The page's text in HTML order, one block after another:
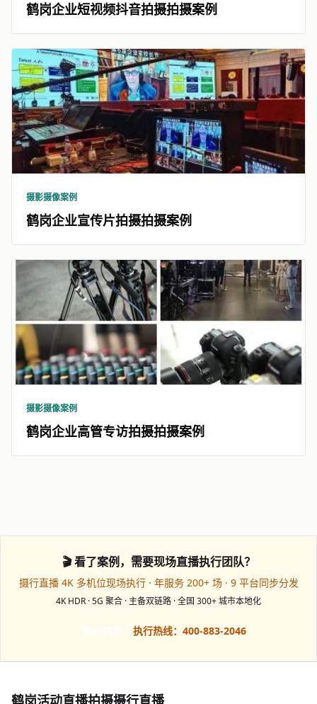
鹤岗企业短视频抖音拍摄拍摄案例
摄影摄像案例
鹤岗企业宣传片拍摄拍摄案例
摄影摄像案例
鹤岗企业高管专访拍摄拍摄案例
🎬 看了案例，需要现场直播执行团队？
摄行直播 4K 多机位现场执行 · 年服务 200+ 场 · 9 平台同步分发
4K HDR · 5G 聚合 · 主备双链路 · 全国 300+ 城市本地化
执行热线：400-883-2046
鹤岗活动直播拍摄摄行直播